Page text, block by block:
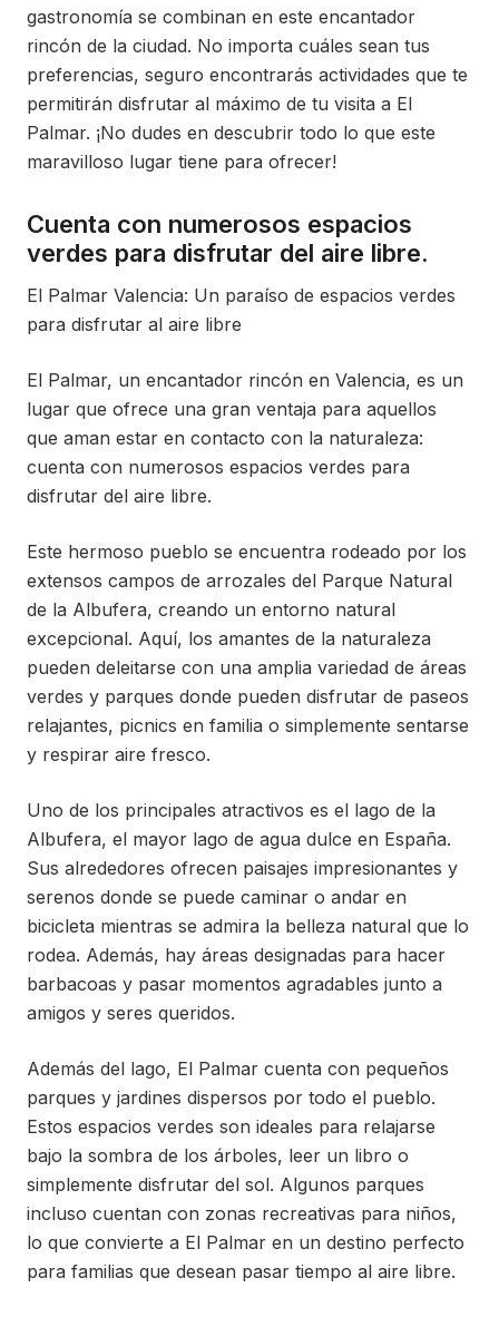
gastronomía se combinan en este encantador
rincón de la ciudad. No importa cuáles sean tus
preferencias, seguro encontrarás actividades que te
permitirán disfrutar al máximo de tu visita a El
Palmar. ¡No dudes en descubrir todo lo que este
maravilloso lugar tiene para ofrecer!
Cuenta con numerosos espacios
verdes para disfrutar del aire libre.
El Palmar Valencia: Un paraíso de espacios verdes
para disfrutar al aire libre
El Palmar, un encantador rincón en Valencia, es un
lugar que ofrece una gran ventaja para aquellos
que aman estar en contacto con la naturaleza:
cuenta con numerosos espacios verdes para
disfrutar del aire libre.
Este hermoso pueblo se encuentra rodeado por los
extensos campos de arrozales del Parque Natural
de la Albufera, creando un entorno natural
excepcional. Aquí, los amantes de la naturaleza
pueden deleitarse con una amplia variedad de áreas
verdes y parques donde pueden disfrutar de paseos
relajantes, picnics en familia o simplemente sentarse
y respirar aire fresco.
Uno de los principales atractivos es el lago de la
Albufera, el mayor lago de agua dulce en España.
Sus alrededores ofrecen paisajes impresionantes y
serenos donde se puede caminar o andar en
bicicleta mientras se admira la belleza natural que lo
rodea. Además, hay áreas designadas para hacer
barbacoas y pasar momentos agradables junto a
amigos y seres queridos.
Además del lago, El Palmar cuenta con pequeños
parques y jardines dispersos por todo el pueblo.
Estos espacios verdes son ideales para relajarse
bajo la sombra de los árboles, leer un libro o
simplemente disfrutar del sol. Algunos parques
incluso cuentan con zonas recreativas para niños,
lo que convierte a El Palmar en un destino perfecto
para familias que desean pasar tiempo al aire libre.